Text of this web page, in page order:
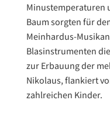
Minustemperaturen
Baum sorgten für
Meinhardus-
Blasinstrumenten
zur Erbauung der
Nikolaus, flankiert
zahlreichen Kinder.